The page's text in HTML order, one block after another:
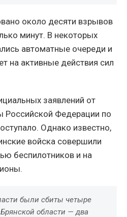
около десяти взрывов
минут. В некоторых
автоматные очереди и
на активные действия сил
заявлений от
Российской Федерации по
Однако известно,
войска совершили
беспилотников и на
были сбиты четыре
области — два